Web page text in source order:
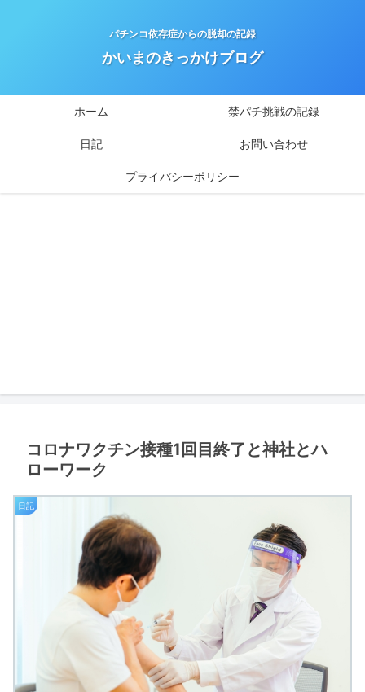
パチンコ依存症からの脱却の記録
かいまのきっかけブログ
ホーム 禁パチ挑戦の記録
日記 お問い合わせ
プライバシーポリシー
コロナワクチン接種1回目終了と神社とハ
ローワーク
日記